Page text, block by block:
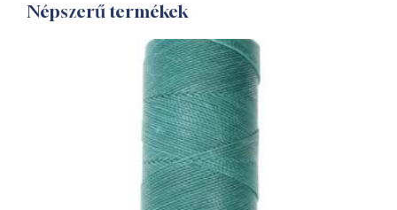
Népszerű termékek